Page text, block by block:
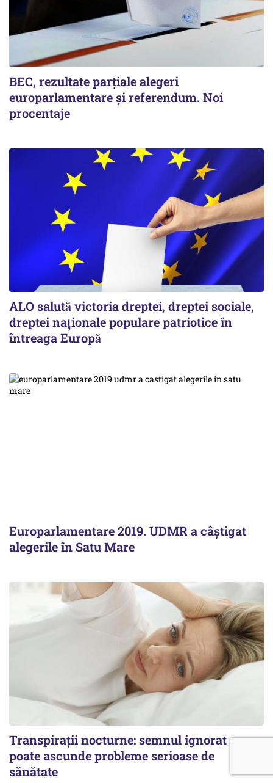
BEC, rezultate parțiale alegeri
europarlamentare și referendum. Noi
procentaje
ALO salută victoria dreptei, dreptei sociale,
dreptei naţionale populare patriotice în
întreaga Europă
Europarlamentare 2019. UDMR a câștigat
alegerile în Satu Mare
Transpirații nocturne: semnul ignorat care
poate ascunde probleme serioase de
sănătate